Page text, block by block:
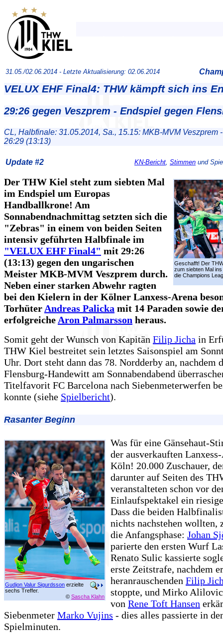
31.05./02.06.2014 - Letzte Aktualisierung: 02.06.2014
VELUX EHF Final4: THW kämpft sich ins
29:26 gegen Veszprem - Endspiel gegen
CL, Halbfinale: 31.05.2014, Sa., 15.15: MKB-MVM Veszprem
26:29 (13:13)
Update #2 KN-Bericht, Stimmen und
Geschafft! Der
zum siebten Mal
die Champions
Der THW Kiel steht zum siebten Mal
im Endspiel um Europas
Handballkrone! Am
Sonnabendnachmittag setzten sich die
"Zebras" in einem von beiden Seiten
intensiv geführten Halbfinale im
"VELUX EHF Final4" mit 29:26
(13:13) gegen den ungarischen
Meister MKB-MVM Veszprem durch.
Neben einer starken Abwehr ragten
bei den Kielern in der Kölner Lanxess-Arena
Torhüter Andreas Palicka mit 14 Paraden sowie
erfolgreiche Aron Palmarsson heraus.
Somit geht der Wunsch von Kapitän Filip Jicha in
THW Kiel bestreitet sein letztes Saisonspiel am
Uhr. Dort steht dann das 78. Nordderby an, nachdem
Flensburg-Handewitt am Sonnabendabend
Titelfavorit FC Barcelona nach Siebenmeterwerfen
konnte (siehe Spielbericht).
Rasanter Beginn
Gudjon Valur Sigurdsson erzielte
sechs Treffer.
© Sascha Klahn
Was für eine Gänsehaut-
der ausverkauften
Köln! 20.000 Zuschauer,
darunter auf Seiten des
veranstalteten schon vor
Einlaufspektakel ein
Dass die beiden
nichts nachstehen wollten,
die Anfangsphase: Johan
parierte den ersten Wurf
Renato Sulic kassierte
erste Zeitstrafe, nachdem
heranrauschenden Filip
stoppte, und Mirko
von Rene Toft Hansen
Siebenmeter Marko Vujins - dies alles passierte in
Spielminuten.